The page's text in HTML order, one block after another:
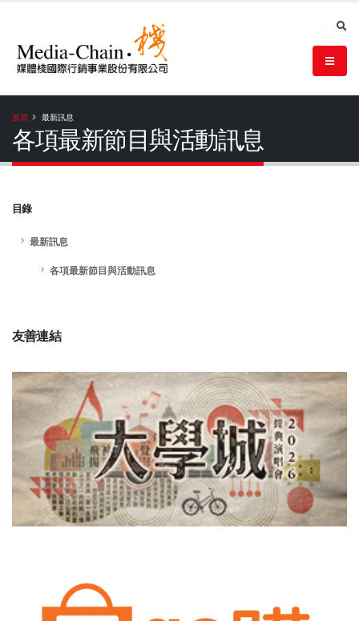
首頁 最新訊息
各項最新節目與活動訊息
目錄
最新訊息
各項最新節目與活動訊息
友善連結